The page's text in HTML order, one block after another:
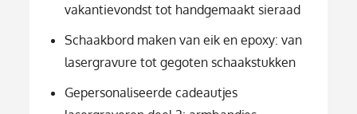
vakantievondst tot handgemaakt sieraad
Schaakbord maken van eik en epoxy: van
lasergravure tot gegoten schaakstukken
Gepersonaliseerde cadeautjes